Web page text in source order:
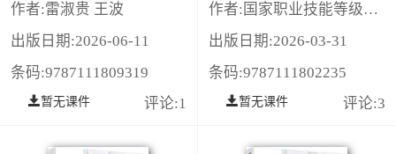
作者:雷淑贵 王波
出版日期:2026-06-11
条码:9787111809319
暂无课件 评论:1
作者:国家职业技能等级认定培训教材编审委员会
出版日期:2026-03-31
条码:9787111802235
暂无课件 评论:3